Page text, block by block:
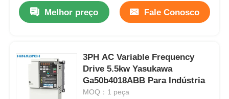
Melhor preço Fale Conosco
3PH AC Variable Frequency
Drive 5.5kw Yasukawa
Ga50b4018ABB Para Indústria
MOQ：1 peça